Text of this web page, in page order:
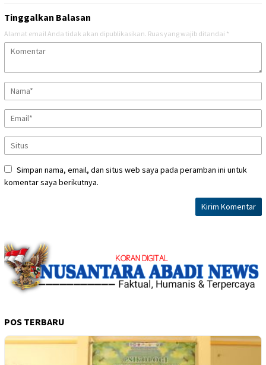
Tinggalkan Balasan
Alamat email Anda tidak akan dipublikasikan. Ruas yang wajib ditandai *
Simpan nama, email, dan situs web saya pada peramban ini untuk
komentar saya berikutnya.
POS TERBARU